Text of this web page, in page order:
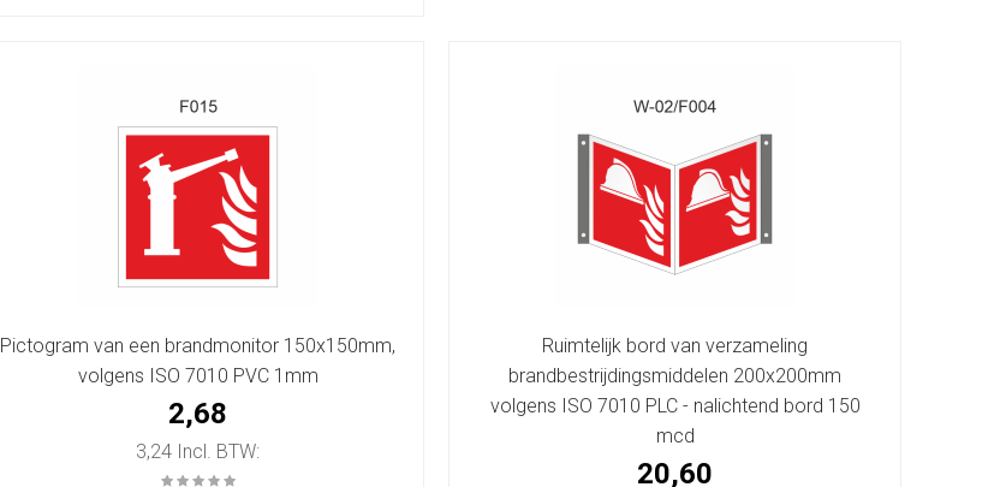
Pictogram van een brandmonitor 150x150mm,
volgens ISO 7010 PVC 1mm
2,68
3,24 Incl. BTW:
Ruimtelijk bord van verzameling
brandbestrijdingsmiddelen 200x200mm
volgens ISO 7010 PLC - nalichtend bord 150
mcd
20,60